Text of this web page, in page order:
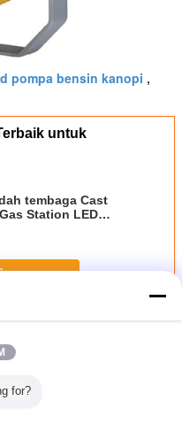
pompa bensin kanopi ,
untuk
tembaga Cast
Station LED
for?